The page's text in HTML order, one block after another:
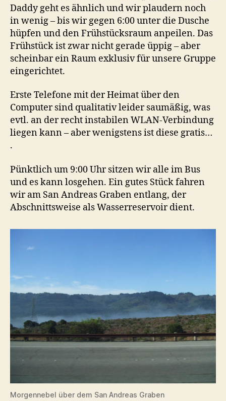
Daddy geht es ähnlich und wir plaudern noch
in wenig – bis wir gegen 6:00 unter die Dusche
hüpfen und den Frühstücksraum anpeilen. Das
Frühstück ist zwar nicht gerade üppig – aber
scheinbar ein Raum exklusiv für unsere Gruppe
eingerichtet.
Erste Telefone mit der Heimat über den
Computer sind qualitativ leider saumäßig, was
evtl. an der recht instabilen WLAN-Verbindung
liegen kann – aber wenigstens ist diese gratis…
.
Pünktlich um 9:00 Uhr sitzen wir alle im Bus
und es kann losgehen. Ein gutes Stück fahren
wir am San Andreas Graben entlang, der
Abschnittsweise als Wasserreservoir dient.
Morgennebel über dem San Andreas Graben